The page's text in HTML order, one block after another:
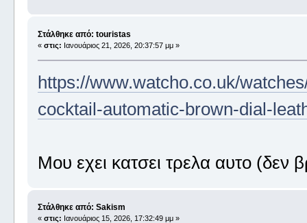
Στάλθηκε από: touristas
« στις: Ιανουάριος 21, 2026, 20:37:57 μμ »
https://www.watcho.co.uk/
cocktail-automatic-brown-dial-
Μου εχει κατσει τρελα αυτο
Στάλθηκε από: Sakism
« στις: Ιανουάριος 15, 2026, 17:32:49 μμ »